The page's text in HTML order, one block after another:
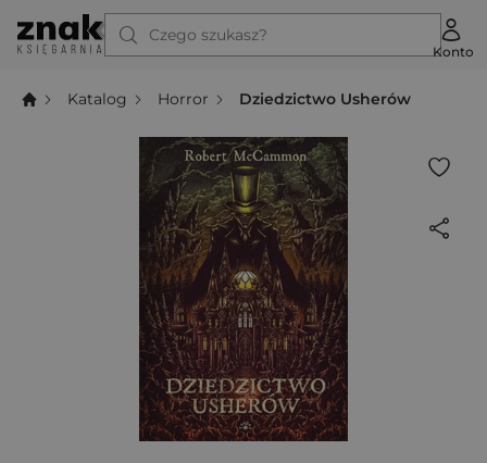
Czego szukasz?
Konto
Katalog Horror Dziedzictwo Usherów